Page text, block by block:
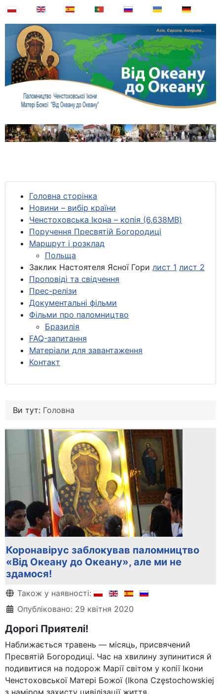
Головна сторінка
Новини – вибір країни
Ченстоховська Ікона – копія (6,638MB)
Поручення Пресвятій Богородиці
Маршрут і розклад
Польща
Заклик Настоятеля Ясної Гори лист 1 лист 2
Проповіді та свідчення
Прес-релізи
Документальні фільми
Фільми про паломництво
Бразилія
FAQ-запитання
Матеріали для завантаження
Контакт
Ви тут: Головна
Коронавірус заблокував паломництво
«Від Океану до Океану», але ми не
здамося!
Деталі
Також у наявності:
Опубліковано: 29 квітня 2020
Дорогі Приятелі!
Наближається травень — місяць, присвячений
Пресвятій Богородиці. Час на хвилину зупинитися й
подивитися на подорож Марії світом у копії Ікони
Ченстоховської Матері Божої (Ikona Częstochowskiej
з наміром захисту цивілізації життя.